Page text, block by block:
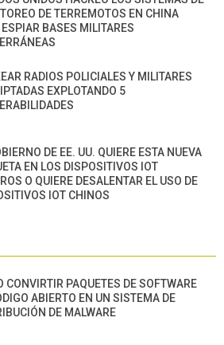
DE TERREMOTOS EN CHINA
ESPIAR BASES MILITARES
RADIOS POLICIALES Y MILITARES
EXPLOTANDO 5
DE EE. UU. QUIERE ESTA NUEVA
EN LOS DISPOSITIVOS IOT
O QUIERE DESALENTAR EL USO DE
IOT CHINOS
CONVIRTIR PAQUETES DE SOFTWARE
ABIERTO EN UN SISTEMA DE
DE MALWARE